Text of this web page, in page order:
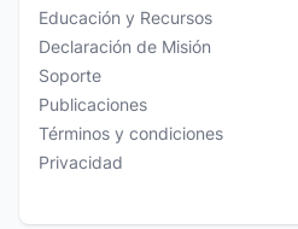
Educación y Recursos
Declaración de Misión
Soporte
Publicaciones
Términos y condiciones
Privacidad